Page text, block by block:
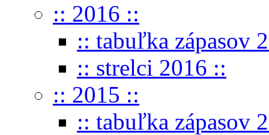
:: 2016 ::
:: tabuľka zápasov
:: strelci 2016 ::
:: 2015 ::
:: tabuľka zápasov